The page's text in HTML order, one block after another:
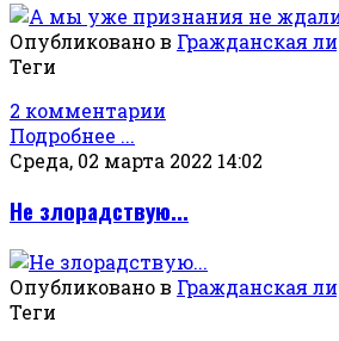
Опубликовано в Гражданская
Теги
2 комментарии
Подробнее ...
Среда, 02 марта 2022 14:02
Не злорадствую...
Опубликовано в Гражданская
Теги